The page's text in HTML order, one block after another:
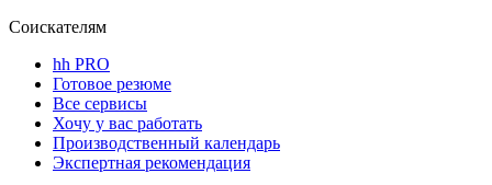
Соискателям
hh PRO
Готовое резюме
Все сервисы
Хочу у вас работать
Производственный календарь
Экспертная рекомендация